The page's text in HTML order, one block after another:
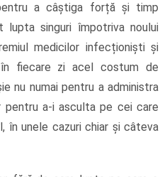
a câștiga forță și timp
singuri împotriva noului
medicilor infecționiști și
în fiecare zi acel costum de
nu numai pentru a administra
pentru a-i asculta pe cei care
în unele cazuri chiar și câteva